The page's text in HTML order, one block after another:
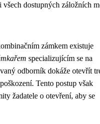
dostupných záložních
zámkem existuje
specializujícím se na
odborník dokáže otevřít
Tento postup však
žadatele o otevření, aby se